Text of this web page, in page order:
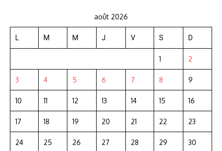
août 2026
L M M J V S D
1 2
3 4 5 6 7 8 9
10 11 12 13 14 15 16
17 18 19 20 21 22 23
24 25 26 27 28 29 30